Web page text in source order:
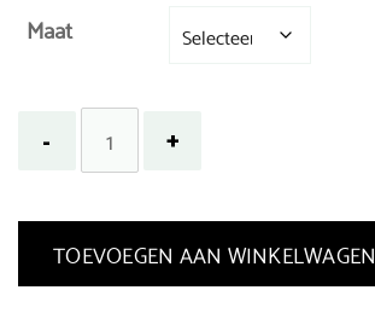
Maat
TOEVOEGEN AAN WINKELWAGEN